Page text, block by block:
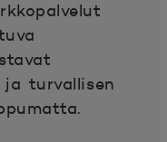
ja turvallisen